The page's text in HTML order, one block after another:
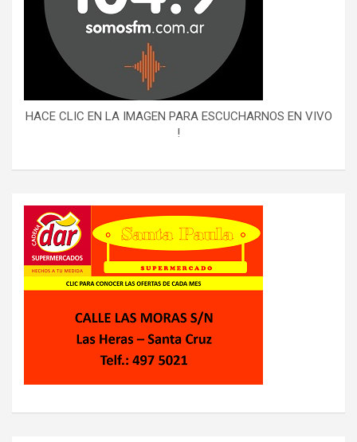
HACE CLIC EN LA IMAGEN PARA ESCUCHARNOS EN VIVO
!